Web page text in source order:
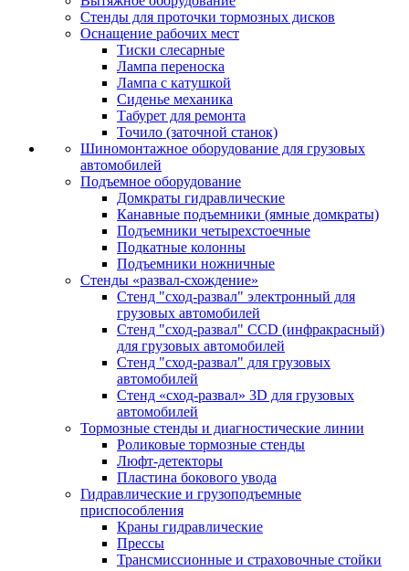
Стенды для проточки тормозных дисков
Оснащение рабочих мест
Тиски слесарные
Лампа переноска
Лампа с катушкой
Сиденье механика
Табурет для ремонта
Точило (заточной станок)
Шиномонтажное оборудование для грузовых
автомобилей
Подъемное оборудование
Домкраты гидравлические
Канавные подъемники (ямные домкраты)
Подъемники четырехстоечные
Подкатные колонны
Подъемники ножничные
Стенды «развал-схождение»
Стенд "сход-развал" электронный для
грузовых автомобилей
Стенд "сход-развал" CCD (инфракрасный)
для грузовых автомобилей
Стенд "сход-развал" для грузовых
автомобилей
Стенд «сход-развал» 3D для грузовых
автомобилей
Тормозные стенды и диагностические линии
Роликовые тормозные стенды
Люфт-детекторы
Пластина бокового увода
Гидравлические и грузоподъемные
приспособления
Краны гидравлические
Прессы
Трансмиссионные и страховочные стойки